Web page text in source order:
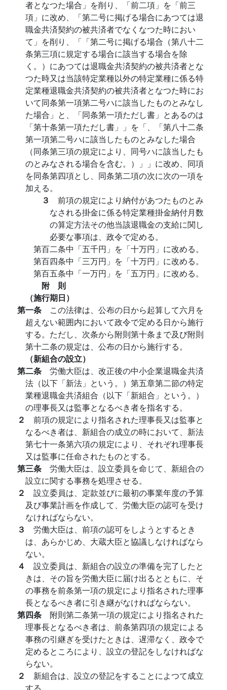
者となつた場合」を削り、「前二項」を「前三
項」に改め、「第二号に掲げる場合にあつては退
職金共済契約の被共済者でなくなつた時におい
て」を削り、「「第二号に掲げる場合（第八十二
条第三項に規定する場合に該当する場合を除
く。）にあつては退職金共済契約の被共済者とな
つた時又は当該特定業種以外の特定業種に係る特
定業種退職金共済契約の被共済者となつた時にお
いて同条第一項第二号ハに該当したものとみなし
た場合」と、「同条第一項ただし書」とあるのは
「第十条第一項ただし書」」を「、「第八十二条
第一項第二号ハに該当したものとみなした場合
（同条第三項の規定により、同号ハに該当したも
のとみなされる場合を含む。）」」に改め、同項
を同条第四項とし、同条第二項の次に次の一項を
加える。
３ 前項の規定により納付があつたものとみ
なされる掛金に係る特定業種掛金納付月数
の算定方法その他当該退職金の支給に関し
必要な事項は、政令で定める。
第百二条中「五千円」を「十万円」に改める。
第百四条中「三万円」を「十万円」に改める。
第百五条中「一万円」を「五万円」に改める。
附 則
（施行期日）
第一条 この法律は、公布の日から起算して六月を
超えない範囲内において政令で定める日から施行
する。ただし、次条から附則第十条まで及び附則
第十二条の規定は、公布の日から施行する。
（新組合の設立）
第二条 労働大臣は、改正後の中小企業退職金共済
法（以下「新法」という。）第五章第二節の特定
業種退職金共済組合（以下「新組合」という。）
の理事長又は監事となるべき者を指名する。
２ 前項の規定により指名された理事長又は監事と
なるべき者は、新組合の成立の時において、新法
第七十一条第六項の規定により、それぞれ理事長
又は監事に任命されたものとする。
第三条 労働大臣は、設立委員を命じて、新組合の
設立に関する事務を処理させる。
２ 設立委員は、定款並びに最初の事業年度の予算
及び事業計画を作成して、労働大臣の認可を受け
なければならない。
３ 労働大臣は、前項の認可をしようとするとき
は、あらかじめ、大蔵大臣と協議しなければなら
ない。
４ 設立委員は、新組合の設立の準備を完了したと
きは、その旨を労働大臣に届け出るとともに、そ
の事務を前条第一項の規定により指名された理事
長となるべき者に引き継がなければならない。
第四条 附則第二条第一項の規定により指名された
理事長となるべき者は、前条第四項の規定による
事務の引継ぎを受けたときは、遅滞なく、政令で
定めるところにより、設立の登記をしなければな
らない。
２ 新組合は、設立の登記をすることによつて成立